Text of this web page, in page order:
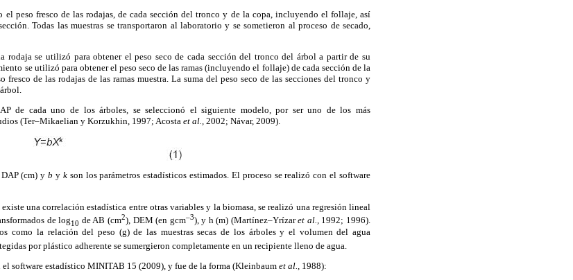
peso fresco de las rodajas, de cada sección del tronco y de la copa, incluyendo el follaje, así
Todas las muestras se transportaron al laboratorio y se sometieron al proceso de secado,
rodaja se utilizó para obtener el peso seco de cada sección del tronco del árbol a partir de su
se utilizó para obtener el peso seco de las ramas (incluyendo el follaje) de cada sección de la
fresco de las rodajas de las ramas muestra. La suma del peso seco de las secciones del tronco y
de cada uno de los árboles, se seleccionó el siguiente modelo, por ser uno de los más
(Ter–Mikaelian y Korzukhin, 1997; Acosta et al., 2002; Návar, 2009).
(cm) yb y kson los parámetros estadísticos estimados. El proceso se realizó con el software
una correlación estadística entre otras variables y la biomasa, se realizó una regresión lineal
de log10 de AB (cm2), DEM (en gcm–3), y h (m) (Martínez–Yrízaret al.,
1992; 1996).
como la relación del peso (g) de las muestras secas de los árboles y el volumen del agua
por plástico adherente se sumergieron completamente en un recipiente lleno de agua.
software estadístico MINITAB 15 (2009), y fue de la forma (Kleinbaum et al.,
1988):